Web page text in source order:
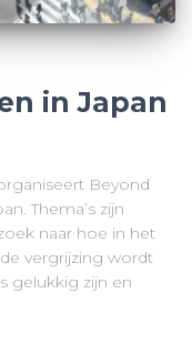
in Japan
Beyond
Thema’s zijn
naar hoe in het
vergrijzing wordt
gelukkig zijn en